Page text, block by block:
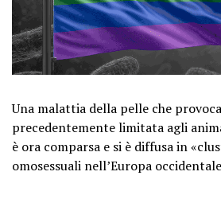
Una malattia della pelle che
precedentemente limitata agli
è ora comparsa e si è diffusa in
omosessuali nell’Europa